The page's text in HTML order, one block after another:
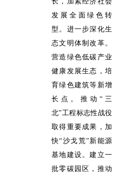
发展全面绿色转
型。进一步深化生
态文明体制改革。
营造绿色低碳产业
健康发展生态，培
育绿色建筑等新增
长点。推动“三
北”工程标志性战役
取得重要成果，加
快“沙戈荒”新能源
基地建设。建立一
批零碳园区，推动